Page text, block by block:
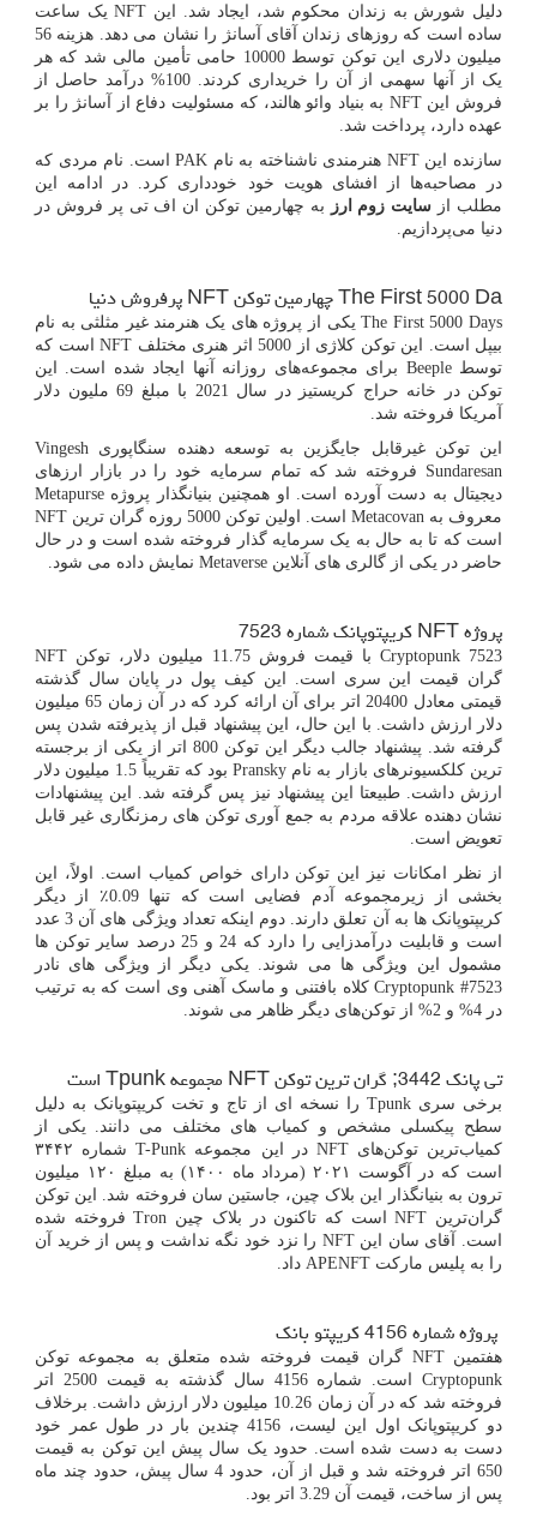
دلیل شورش به زندان محکوم شد، ایجاد شد. این NFTیک ساعت
ساده است که روزهای زندان آقای آسانژ را نشان می دهد. هزینه 56
میلیون دلاری این توکن توسط 10000 حامی تأمین مالی شد که هر
یک از آنها سهمی از آن را خریداری کردند. 100% درآمد حاصل از
فروش اینNFT به بنیاد وائو هالند، که مسئولیت دفاع از آسانژ را بر
عهده دارد، پرداخت شد.
سازنده اینNFT هنرمندی ناشناخته به نام PAKاست. نام مردی که
در مصاحبه‌ها از افشای هویت خود خودداری کرد. در ادامه این
مطلب از سایت زوم ارز
به چهارمین توکن ان اف تی پر فروش در
دنیا می‌پردازیم.
The First 5000 Daچهارمین توکنNFTپرفروش دنیا
The First 5000 Daysیکی از پروژه های یک هنرمند غیر مثلثی به نام
بیپل است. این توکن کلاژی از 5000 اثر هنری مختلف
NFT است که
توسطBeeple برای مجموعه‌های روزانه آنها ایجاد شده است. این
توکن در خانه حراج کریستیز در سال 2021 با مبلغ 69 ملیون دلار
آمریکا فروخته شد.
این توکن غیرقابل جایگزین به توسعه دهنده سنگاپوری Vingesh
Sundaresan فروخته شد که تمام سرمایه خود را در بازار ارزهای
دیجیتال به دست آورده است. او همچنین بنیانگذار پروژه Metapurse
معروف به Metacovan است. اولین توکن 5000 روزه گران ترین
NFT
است که تا به حال به یک سرمایه گذار فروخته شده است و در حال
حاضر در یکی از گالری های آنلاین Metaverse نمایش داده می شود.
پروژهNFTکریپتوپانک شماره 7523
Cryptopunk 7523 با قیمت فروش 11.75 میلیون دلار، توکن
NFT
گران قیمت این سری است. این کیف پول در پایان سال گذشته
قیمتی معادل 20400 اتر برای آن ارائه کرد که در آن زمان 65 میلیون
دلار ارزش داشت. با این حال، این پیشنهاد قبل از پذیرفته شدن پس
گرفته شد. پیشنهاد جالب دیگر این توکن 800 اتر از یکی از برجسته
ترین کلکسیونرهای بازار به نام Pransky
بود که تقریباً 1.5 میلیون دلار
ارزش داشت. طبیعتا این پیشنهاد نیز پس گرفته شد. این پیشنهادات
نشان دهنده علاقه مردم به جمع آوری توکن های رمزنگاری غیر قابل
تعویض است.
از نظر امکانات نیز این توکن دارای خواص کمیاب است. اولاً، این
بخشی از زیرمجموعه آدم فضایی است که تنها 0.09٪ از دیگر
کریپتوپانک ها به آن تعلق دارند. دوم اینکه تعداد ویژگی های آن 3 عدد
است و قابلیت درآمدزایی را دارد که 24 و 25 درصد سایر توکن ها
مشمول این ویژگی ها می شوند. یکی دیگر از ویژگی های نادر
Cryptopunk #7523کلاه بافتنی و ماسک آهنی وی است که به ترتیب
در 4% و 2% از توکن‌های دیگر ظاهر می شوند.
تی پانک 3442; گران ترین توکن NFT مجموعهTpunkاست
برخی سری Tpunk را نسخه ای از تاج و تخت کریپتوپانک به دلیل
سطح پیکسلی مشخص و کمیاب های مختلف می دانند. یکی از
کمیاب‌ترین توکن‌هایNFT در این مجموعه T-Punk
شماره ۳۴۴۲
است که در آگوست ۲۰۲۱ (مرداد ماه ۱۴۰۰) به مبلغ ۱۲۰ میلیون
ترون به بنیانگذار این بلاک چین، جاستین سان فروخته شد. این توکن
گران‌ترین NFTاست که تاکنون در بلاک چین Tronفروخته شده
است. آقای سان اینNFT را نزد خود نگه نداشت و پس از خرید آن
را به پلیس مارکت APENFT داد.
پروژه شماره 4156 کریپتو بانک
هفتمینNFT گران قیمت فروخته شده متعلق به مجموعه توکن
Cryptopunk
است. شماره 4156 سال گذشته به قیمت 2500 اتر
فروخته شد که در آن زمان 10.26 میلیون دلار ارزش داشت. برخلاف
دو کریپتوپانک اول این لیست، 4156 چندین بار در طول عمر خود
دست به دست شده است. حدود یک سال پیش این توکن به قیمت
650 اتر فروخته شد و قبل از آن، حدود 4 سال پیش، حدود چند ماه
پس از ساخت، قیمت آن 3.29 اتر بود.